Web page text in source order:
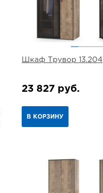
Шкаф Трувор 13.204
23 827 руб.
В КОРЗИНУ